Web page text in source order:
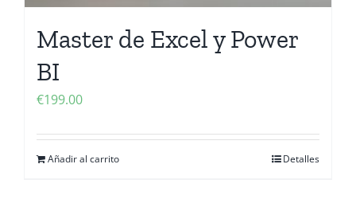
Master de Excel y Power
BI
€199.00
Añadir al carrito Detalles